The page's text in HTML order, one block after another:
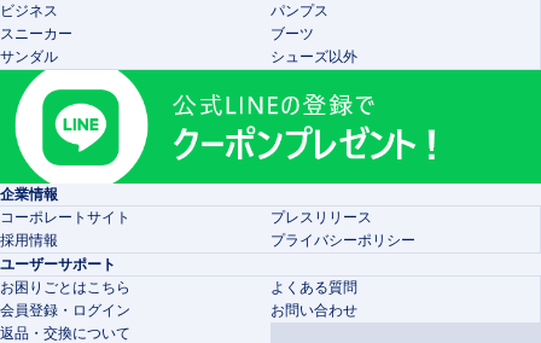
ビジネス
パンプス
スニーカー
ブーツ
サンダル
シューズ以外
企業情報
コーポレートサイト
プレスリリース
採用情報
プライバシーポリシー
ユーザーサポート
お困りごとはこちら
よくある質問
会員登録・ログイン
お問い合わせ
返品・交換について